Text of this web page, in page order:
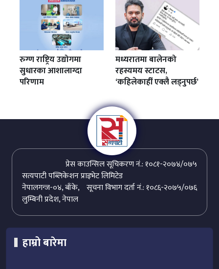
रुग्ण राष्ट्रिय उद्योगमा
सुधारका आशालाग्दा
परिणाम
मध्यरातमा बालेनको
रहस्यमय स्टाटस,
‘कहिलेकाहीँ एक्लै लड्नुपर्छ’
प्रेस काउन्सिल सूचिकरण नं.: १०८१-२०७४/०७५
सत्यपाटी पब्लिकेशन प्राइभेट लिमिटेड
सूचना विभाग दर्ता नं.: १०८६-२०७५/०७६
नेपालगन्ज-०४, बाँके,
लुम्बिनी प्रदेश, नेपाल
हाम्रो बारेमा